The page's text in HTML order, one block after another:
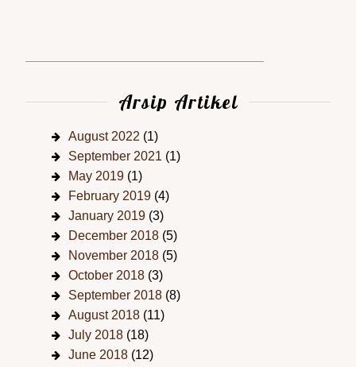
Arsip Artikel
August 2022 (1)
September 2021 (1)
May 2019 (1)
February 2019 (4)
January 2019 (3)
December 2018 (5)
November 2018 (5)
October 2018 (3)
September 2018 (8)
August 2018 (11)
July 2018 (18)
June 2018 (12)